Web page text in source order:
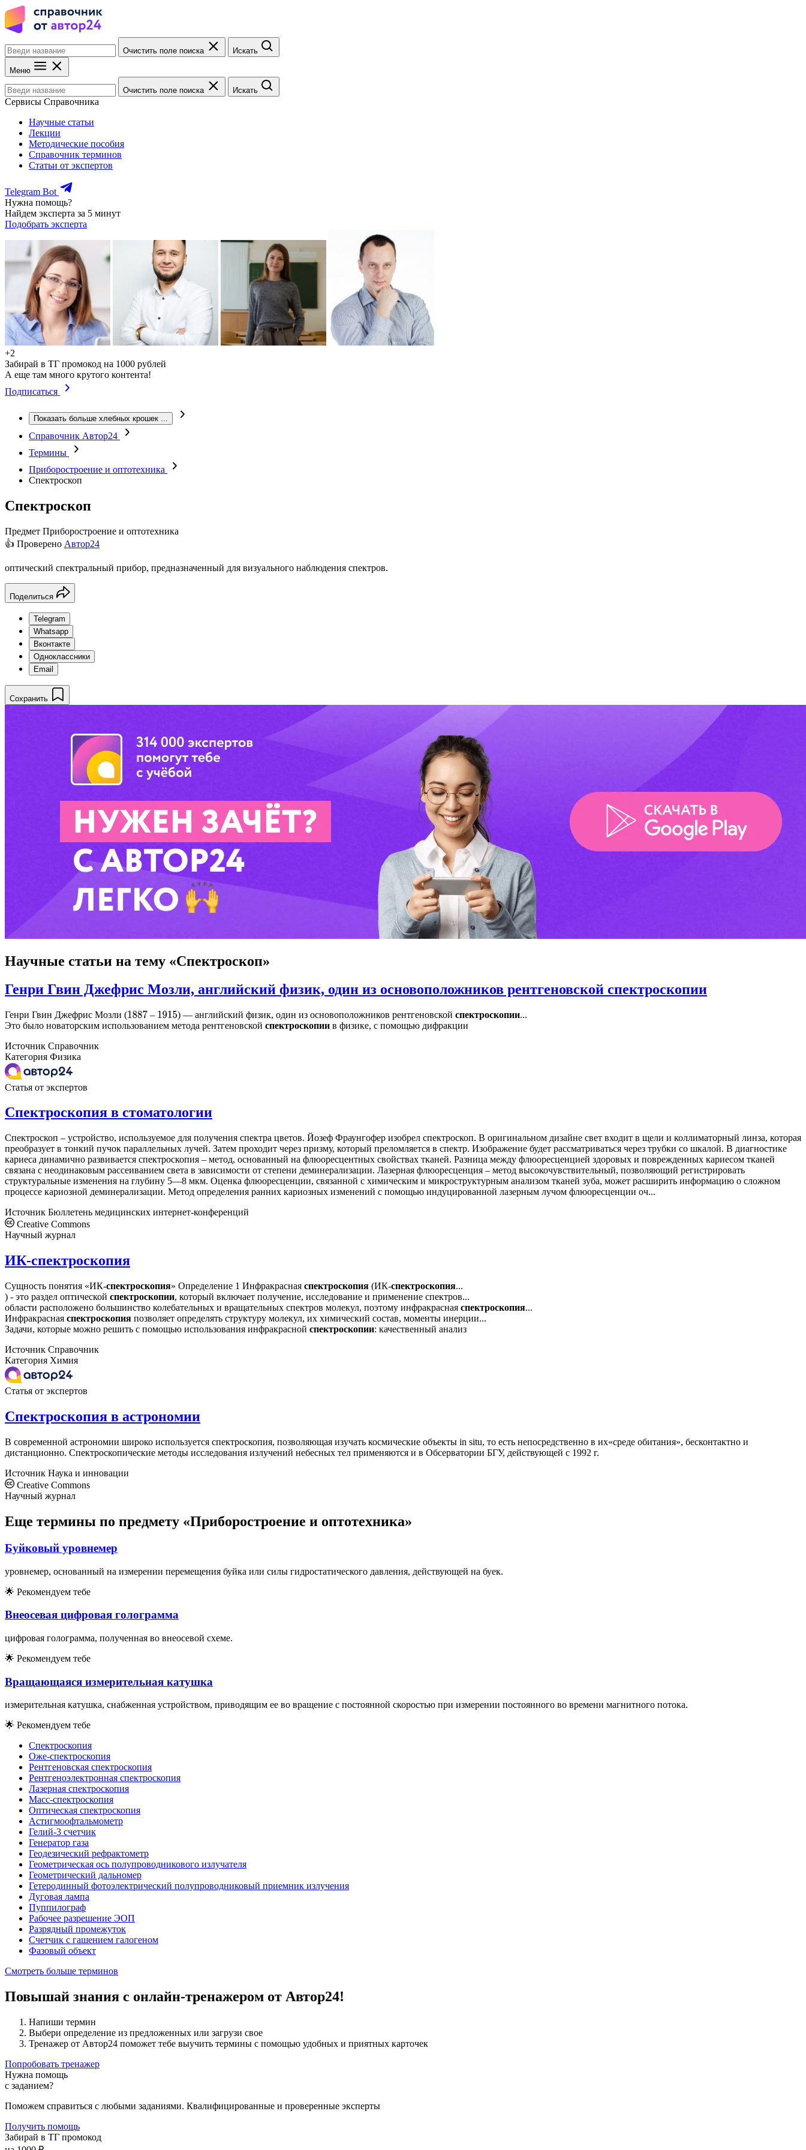
Очистить поле поиска Искать
Меню
Очистить поле поиска Искать
Сервисы Справочника
Научные статьи
Лекции
Методические пособия
Справочник терминов
Статьи от экспертов
Telegram Bot
Нужна помощь?
Найдем эксперта за 5 минут
Подобрать эксперта
+2
Забирай в ТГ промокод на 1000 рублей
А еще там много крутого контента!
Подписаться
Показать больше хлебных крошек ...
Справочник Автор24
Термины
Приборостроение и оптотехника
Спектроскоп
Спектроскоп
Предмет Приборостроение и оптотехника
👍 Проверено Автор24
оптический спектральный прибор, предназначенный для визуального наблюдения спектров.
Поделиться
Telegram
Whatsapp
Вконтакте
Одноклассники
Email
Сохранить
Научные статьи на тему «Спектроскоп»
Генри Гвин Джефрис Мозли, английский физик, один из основоположников рентгеновской спектроскопии
Генри Гвин Джефрис Мозли (1887 – 1915) — английский физик, один из основоположников рентгеновскойспектроскопии...
Это было новаторским использованием метода рентгеновской спектроскопии в физике, с помощью дифракции
Источник Справочник
Категория Физика
Статья от экспертов
Спектроскопия в стоматологии
Спектроскоп – устройство, используемое для получения спектра цветов. Йозеф Фраунгофер изобрел спектроскоп. В оригинальном дизайне свет входит в щели и коллиматорный линза, которая
преобразует в тонкий пучок параллельных лучей. Затем проходит через призму, который преломляется в спектр. Изображение будет рассматриваться через трубки со шкалой. В диагностике
кариеса динамично развивается спектроскопия – метод, основанный на флюоресцентных свойствах тканей. Разница между флюоресценцией здоровых и поврежденных кариесом тканей
связана с неодинаковым рассеиванием света в зависимости от степени деминерализации. Лазерная флюоресценция – метод высокочувствительный, позволяющий регистрировать
структуральные изменения на глубину 5—8 мкм. Оценка флюоресценции, связанной с химическим и микроструктурным анализом тканей зуба, может расширить информацию о сложном
процессе кариозной деминерализации. Метод определения ранних кариозных изменений с помощью индуцированной лазерным лучом флюоресценции оч...
Источник Бюллетень медицинских интернет-конференций
Creative Commons
Научный журнал
ИК-спектроскопия
Сущность понятия «ИК-спектроскопия» Определение 1 Инфракрасная спектроскопия (ИК-спектроскопия...
) - это раздел оптической спектроскопии, который включает получение, исследование и применение спектров...
области расположено большинство колебательных и вращательных спектров молекул, поэтому инфракрасная спектроскопия...
Инфракрасная спектроскопия позволяет определять структуру молекул, их химический состав, моменты инерции...
Задачи, которые можно решить с помощью использования инфракрасной спектроскопии: качественный анализ
Источник Справочник
Категория Химия
Статья от экспертов
Спектроскопия в астрономии
В современной астрономии широко используется спектроскопия, позволяющая изучать космические объекты in situ, то есть непосредственно в их«среде обитания», бесконтактно и
дистанционно. Спектроскопические методы исследования излучений небесных тел применяются и в Обсерватории БГУ, действующей с 1992 г.
Источник Наука и инновации
Creative Commons
Научный журнал
Еще термины по предмету «Приборостроение и оптотехника»
Буйковый уровнемер
уровнемер, основанный на измерении перемещения буйка или силы гидростатического давления, действующей на буек.
🌟 Рекомендуем тебе
Внеосевая цифровая голограмма
цифровая голограмма, полученная во внеосевой схеме.
🌟 Рекомендуем тебе
Вращающаяся измерительная катушка
измерительная катушка, снабженная устройством, приводящим ее во вращение с постоянной скоростью при измерении постоянного во времени магнитного потока.
🌟 Рекомендуем тебе
Спектроскопия
Оже-спектроскопия
Рентгеновская спектроскопия
Рентгеноэлектронная спектроскопия
Лазерная спектроскопия
Масс-спектроскопия
Оптическая спектроскопия
Астигмоофтальмометр
Гелий-3 счетчик
Генератор газа
Геодезический рефрактометр
Геометрическая ось полупроводникового излучателя
Геометрический дальномер
Гетеродинный фотоэлектрический полупроводниковый приемник излучения
Дуговая лампа
Пуппилограф
Рабочее разрешение ЭОП
Разрядный промежуток
Счетчик с гашением галогеном
Фазовый объект
Смотреть больше терминов
Повышай знания с онлайн-тренажером от Автор24!
Напиши термин
Выбери определение из предложенных или загрузи свое
Тренажер от Автор24 поможет тебе выучить термины с помощью удобных и приятных карточек
Попробовать тренажер
Нужна помощь
с заданием?
Поможем справиться с любыми заданиями. Квалифицированные и проверенные эксперты
Получить помощь
Забирай в ТГ промокод